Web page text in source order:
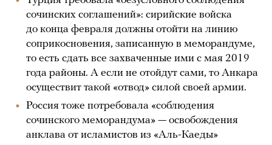
сочинских соглашений»: сирийские войска
до конца февраля должны отойти на линию
соприкосновения, записанную в меморандуме,
то есть сдать все захваченные ими с мая 2019
года районы. А если не отойдут сами, то Анкара
осуществит такой «отвод» силой своей армии.
Россия тоже потребовала «соблюдения
сочинского меморандума» — освобождения
анклава от исламистов из «Аль-Каеды»